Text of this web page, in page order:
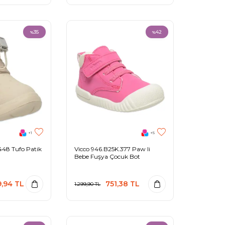
%35
+1
Tufo Patik
TL
%42
+5
Vicco 946.B25K.377 Paw Ii
Bebe Fuşya Çocuk Bot
1.299,90TL 751,38 TL